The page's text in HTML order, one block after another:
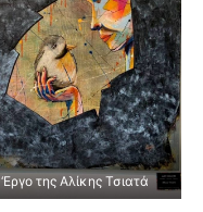
‘Εργο της Αλίκης Τσιατά